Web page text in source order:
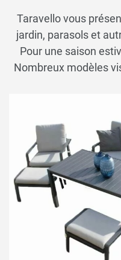
Taravello vous
jardin, parasols et
Pour une saison
Nombreux modèles